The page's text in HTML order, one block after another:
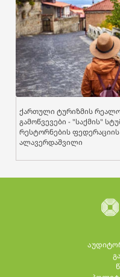
ქართული ტურიზმის
გამოწვევები - "საქმის"
რესტორნების
ალავერდაშვილი